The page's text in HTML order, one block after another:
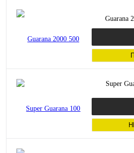
Guarana
Super